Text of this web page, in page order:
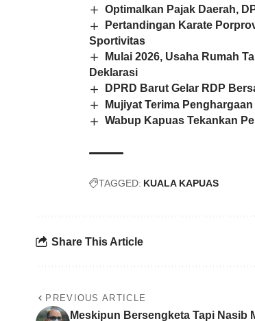
Optimalkan Pajak Daerah,
Pertandingan Karate
Sportivitas
Mulai 2026, Usaha Rumah
Deklarasi
DPRD Barut Gelar RDP
Mujiyat Terima
Wabup Kapuas Tekankan
TAGGED: KUALA KAPUAS
Share This Article
PREVIOUS ARTICLE
Meskipun Bersengketa Tapi Nasib